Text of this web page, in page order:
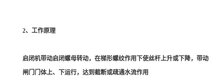
2、工作原理
启闭机带动启闭螺母转动，在梯形螺纹作用下使丝杆上升或下降，带动
闸门门体上、下运行，达到截断或疏通水流作用